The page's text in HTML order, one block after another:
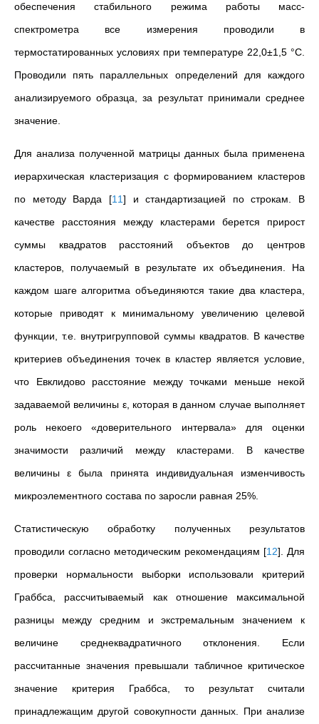
обеспечения стабильного режима работы масс-
спектрометра все измерения проводили в
термостатированных условиях при температуре 22,0±1,5 °С.
Проводили пять параллельных определений для каждого
анализируемого образца, за результат принимали среднее
значение.
Для анализа полученной матрицы данных была применена
иерархическая кластеризация с формированием кластеров
по методу Варда [11] и стандартизацией по строкам. В
качестве расстояния между кластерами берется прирост
суммы квадратов расстояний объектов до центров
кластеров, получаемый в результате их объединения. На
каждом шаге алгоритма объединяются такие два кластера,
которые приводят к минимальному увеличению целевой
функции, т.е. внутригрупповой суммы квадратов. В качестве
критериев объединения точек в кластер является условие,
что Евклидово расстояние между точками меньше некой
задаваемой величины ε, которая в данном случае выполняет
роль некоего «доверительного интервала» для оценки
значимости различий между кластерами. В качестве
величины ε была принята индивидуальная изменчивость
микроэлементного состава по заросли равная 25%.
Статистическую обработку полученных результатов
проводили согласно методическим рекомендациям [12] . Для
проверки нормальности выборки использовали критерий
Граббса, рассчитываемый как отношение максимальной
разницы между средним и экстремальным значением к
величине среднеквадратичного отклонения. Если
рассчитанные значения превышали табличное критическое
значение критерия Граббса, то результат считали
принадлежащим другой совокупности данных. При анализе